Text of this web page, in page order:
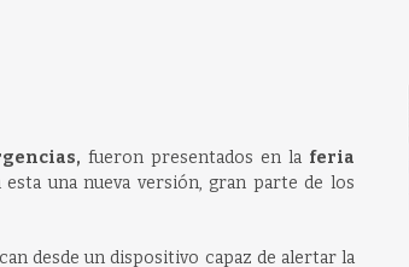
fueron presentados en la feria
esta una nueva versión, gran parte de los
desde un dispositivo capaz de alertar la